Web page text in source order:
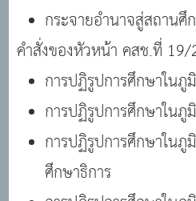
กระจายอำนาจสู่สถาน
คำสั่งของหัวหน้า คสช.ที่ 19/
การปฏิรูปการศึกษาใน
การปฏิรูปการศึกษาในภู
การปฏิรูปการศึกษาในภู
ศึกษาธิการ